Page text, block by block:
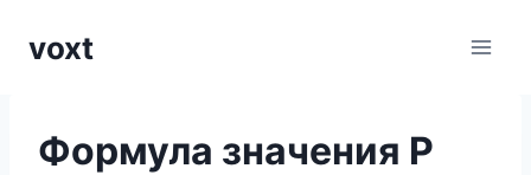
voxt
Формула значения P